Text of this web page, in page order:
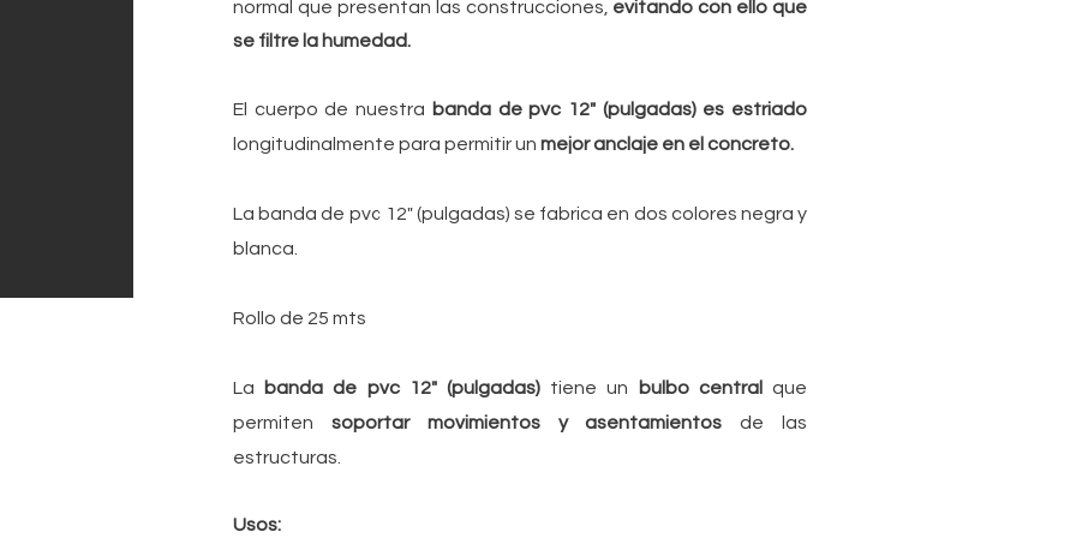
normal que presentan las construcciones, evitando con ello que
se filtre la humedad.
El cuerpo de nuestra banda de pvc 12" (pulgadas) es estriado
longitudinalmente para permitir un mejor anclaje en el concreto.
La banda de pvc 12" (pulgadas) se fabrica en dos colores negra y
blanca.
Rollo de 25 mts
La banda de pvc 12" (pulgadas) tiene un bulbo central
que
permiten soportar movimientos yasentamientos
de las
estructuras.
Usos: